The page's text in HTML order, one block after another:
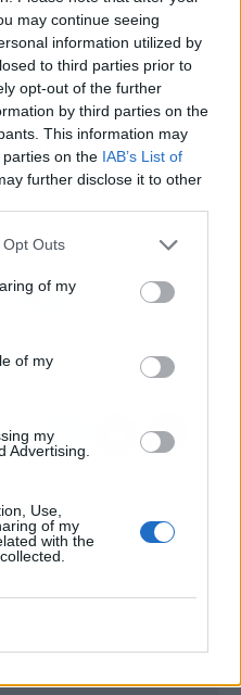
may continue seeing
information utilized by
to third parties prior to
opt-out of the further
by third parties on the
This information may
on the IAB’s List of
further disclose it to other
Outs
of my
of my
my
Advertising.
Use,
of my
with the
encuentra entre los
gallegos en
ser puntuado como
TripAdvisor.
los sabores y la
pueden
su página web o por
La vida cotidiana en las
Montilla Rubiales